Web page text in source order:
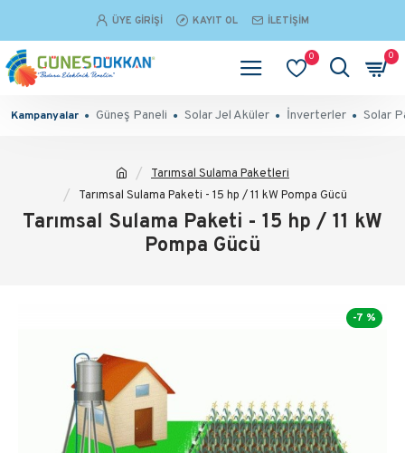
ÜYE GIRIŞI KAYIT OL İLETIŞIM
0 0
Kampanyalar Güneş Paneli Solar Jel Aküler İnverterler Solar
Tarımsal Sulama Paketleri
Tarımsal Sulama Paketi - 15 hp / 11 kW Pompa Gücü
Tarımsal Sulama Paketi - 15 hp / 11 kW
Pompa Gücü
-7 %